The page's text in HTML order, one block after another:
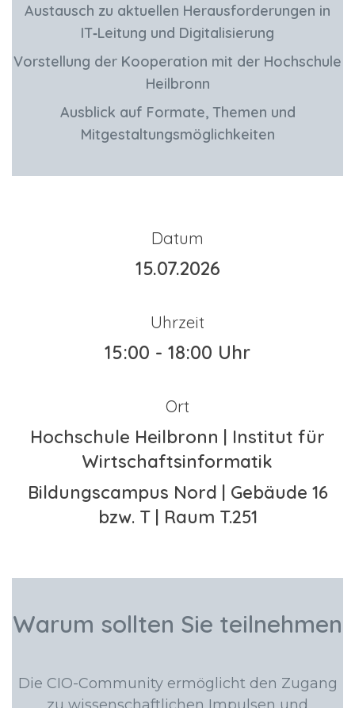
Austausch zu aktuellen Herausforderungen in
IT‑Leitung und Digitalisierung
Vorstellung der Kooperation mit der Hochschule
Heilbronn
Ausblick auf Formate, Themen und
Mitgestaltungsmöglichkeiten
Datum
15.07.2026​
Uhrzeit
15:00 - 18:00 Uhr
Ort
Hochschule Heilbronn | Institut für
Wirtschaftsinformatik
Bildungscampus Nord | Gebäude 16
bzw. T | Raum T.251
Warum sollten Sie teilnehmen
Die CIO-Community ermöglicht den Zugang